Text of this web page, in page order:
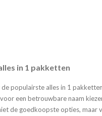
in 1 pakketten
de populairste alles in 1
een betrouwbare naam
de goedkoopste opties, maar